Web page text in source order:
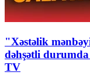
"Xəstəlik
dəhşətli
TV